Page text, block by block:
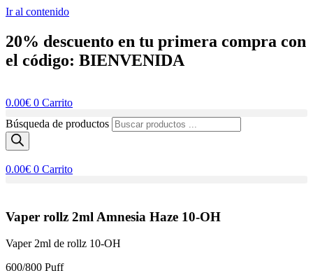
Ir al contenido
20% descuento en tu primera compra con
el código: BIENVENIDA
0.00€ 0 Carrito
Búsqueda de productos
0.00€ 0 Carrito
Vaper rollz 2ml Amnesia Haze 10-OH
Vaper 2ml de rollz 10-OH
600/800 Puff